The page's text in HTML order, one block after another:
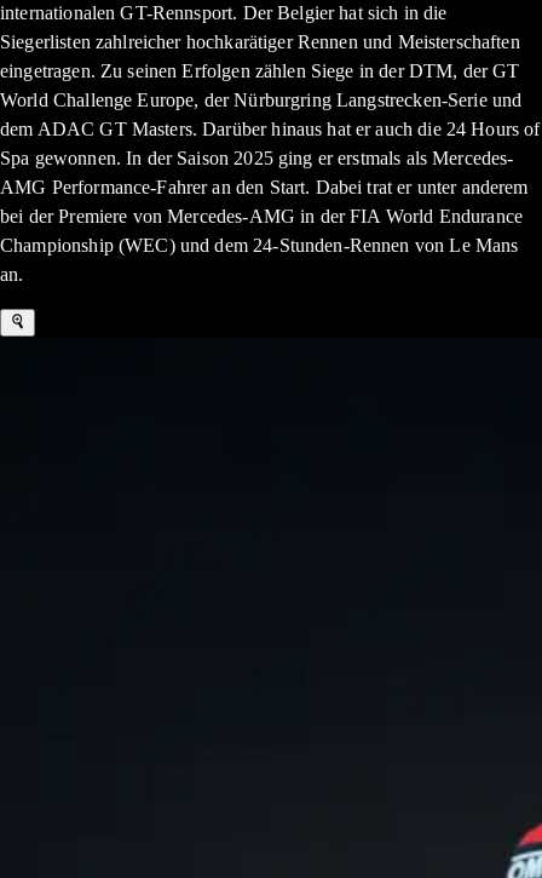
internationalen GT-Rennsport. Der Belgier hat sich in die
Siegerlisten zahlreicher hochkarätiger Rennen und Meisterschaften
eingetragen. Zu seinen Erfolgen zählen Siege in der DTM, der GT
World Challenge Europe, der Nürburgring Langstrecken-Serie und
dem ADAC GT Masters. Darüber hinaus hat er auch die 24 Hours of
Spa gewonnen. In der Saison 2025 ging er erstmals als Mercedes-
AMG Performance-Fahrer an den Start. Dabei trat er unter anderem
bei der Premiere von Mercedes-AMG in der FIA World Endurance
Championship (WEC) und dem 24-Stunden-Rennen von Le Mans
an.